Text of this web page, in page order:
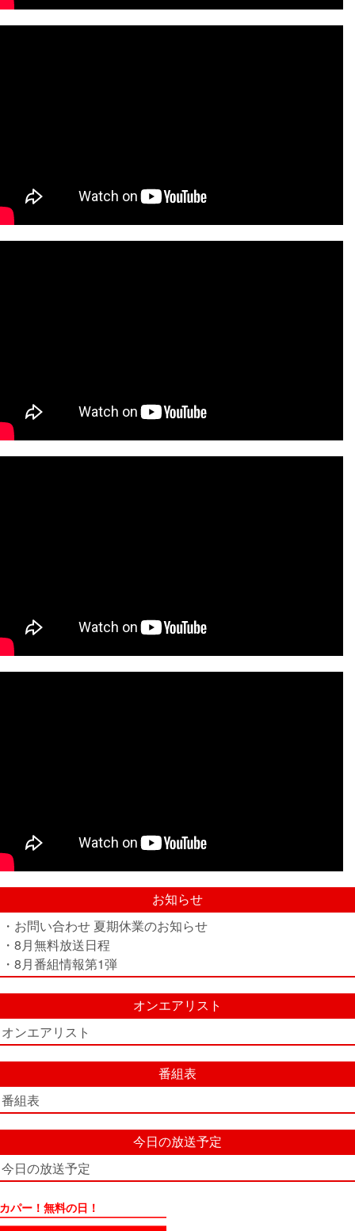
お知らせ
・お問い合わせ 夏期休業のお知らせ
・8月無料放送日程
・8月番組情報第1弾
オンエアリスト
オンエアリスト
番組表
番組表
今日の放送予定
今日の放送予定
パー！無料の日！